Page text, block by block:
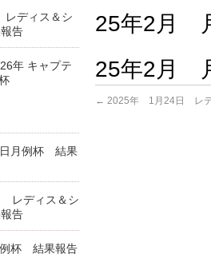
25年2月
25年2月
← 2025年 1月24日 レ
ディス＆シ
告
年 キャプテ
月例杯 結果
レディス＆シ
告
杯 結果報告